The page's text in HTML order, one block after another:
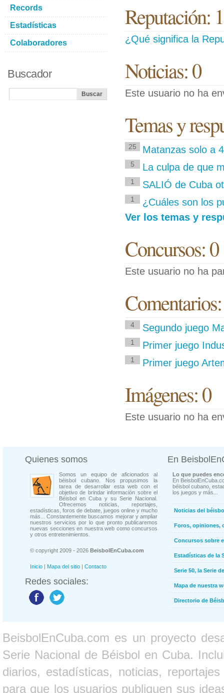
Reputación:
¿Qué significa la
Noticias: 0
Este usuario no ha
Temas y
25 Matanzas solo a
5 La culpa de que
1 SALIÓ de Cuba
1
¿Cuáles son los
Ver los temas y
Concursos: 0
Este usuario no ha
4 Segundo juego
1 Primer juego
1 Primer juego
Imágenes: 0
Este usuario no ha
Records
Estadísticas
Colaboradores
Buscador
Quienes somos
Somos un equipo de aficionados al
béisbol cubano. Nos propusimos la
tarea de desarrollar esta web con el
objetivo de brindar información sobre el
Béisbol en Cuba y su Serie Nacional.
Ofrecemos noticias, reportajes,
estadísticas, foros de debate, juegos online y mucho
más... Constantemente buscamos mejorar y ampliar
nuestros servicios por lo que pronto publicaremos
nuevas secciones en nuestra web como concursos
y otros entretenimientos.
© copyright 2009 - 2026 BeisbolEnCuba.com
Inicio | Mapa del sitio | Contacto
Redes sociales:
En
Lo que puedes
En
béisbol cubano,
los juegos y más...
Noticias del
Foros, opiniones,
Concursos sobre
Estadísticas de la
Serie 50, la Serie
Mapa de nuestra
Directorio de
BeisbolEnCuba.com es un proyecto
Serie Nacional de Béisbol en Cuba.
diarios, estadísticas, noticias,
para que los usuarios publiquen sus